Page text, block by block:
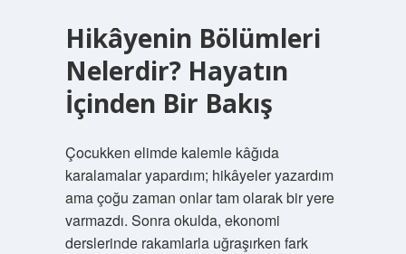
Hikâyenin Bölümleri
Nelerdir? Hayatın
İçinden Bir Bakış
Çocukken elimde kalemle kâğıda
karalamalar yapardım; hikâyeler yazardım
ama çoğu zaman onlar tam olarak bir yere
varmazdı. Sonra okulda, ekonomi
derslerinde rakamlarla uğraşırken fark